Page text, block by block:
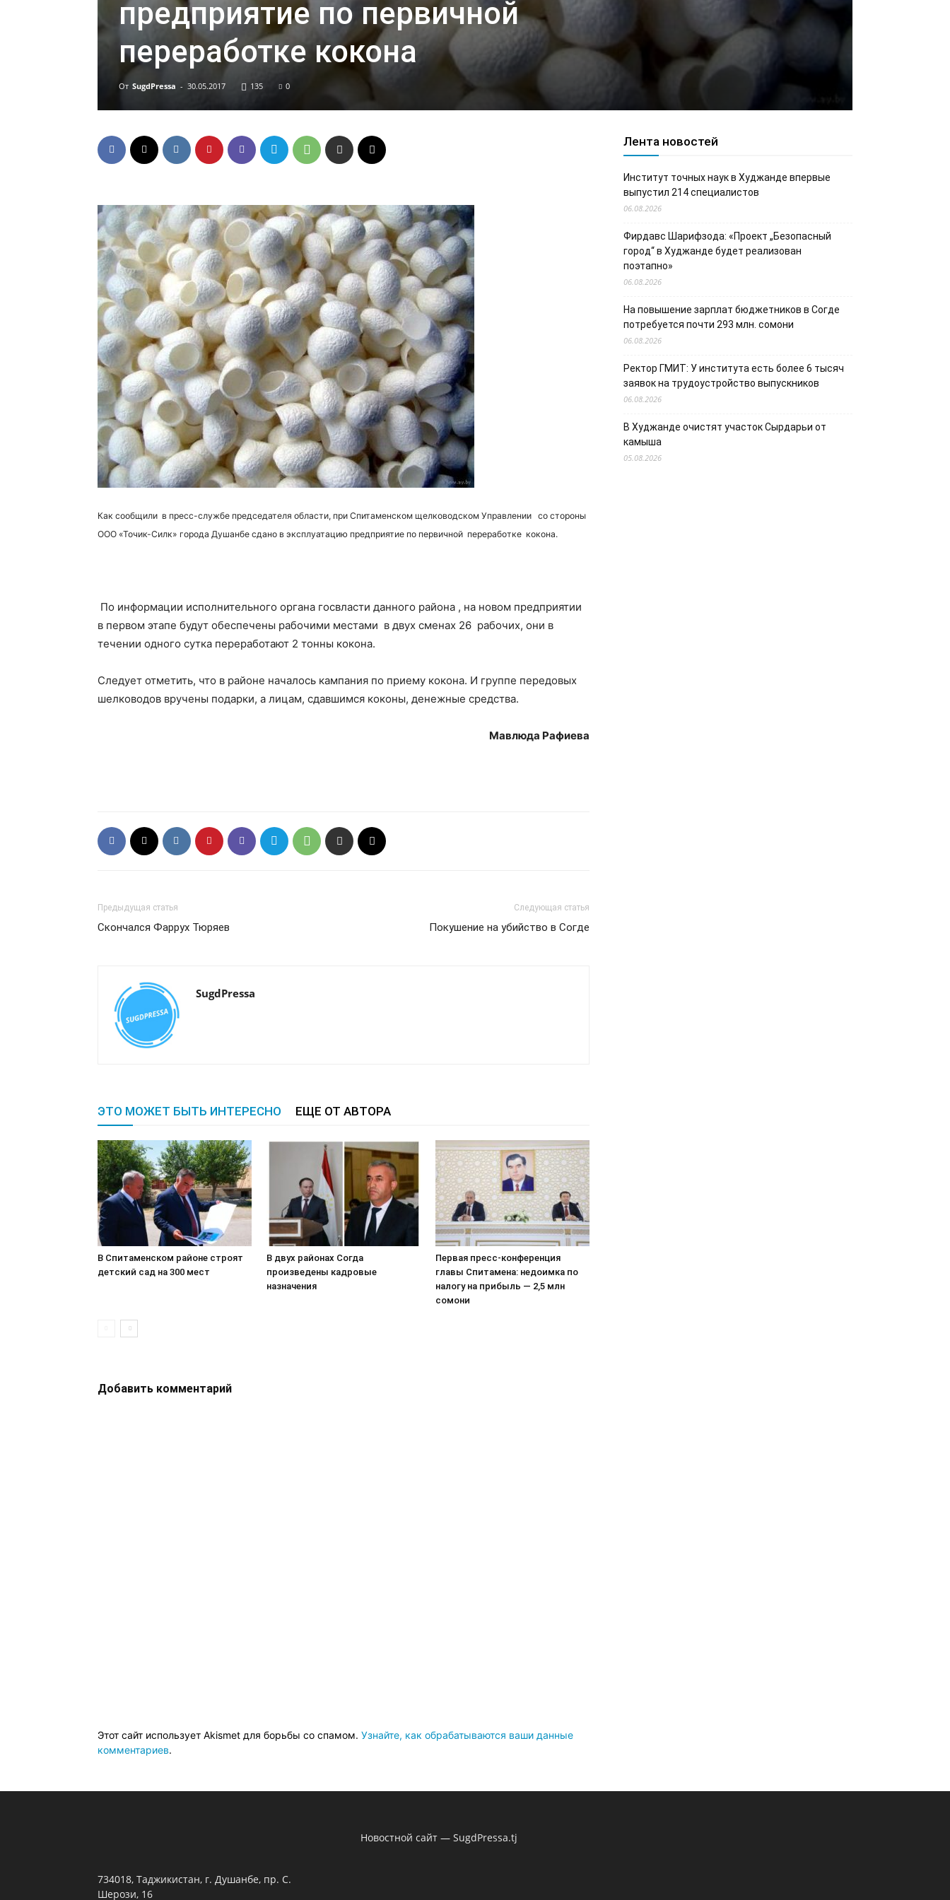
предприятие по первичной
переработке кокона
От SugdPressa - 30.05.2017 135 0
Как сообщили в пресс-службе председателя области, при Спитаменском щелководском Управлении со стороны
ООО «Точик-Силк» города Душанбе сдано в эксплуатацию предприятие по первичной переработке кокона.
По информации исполнительного органа госвласти данного района , на новом предприятии
в первом этапе будут обеспечены рабочими местами в двух сменах 26 рабочих, они в
течении одного сутка переработают 2 тонны кокона.
Следует отметить, что в районе началось кампания по приему кокона. И группе передовых
шелководов вручены подарки, а лицам, сдавшимся коконы, денежные средства.
Мавлюда Рафиева
Предыдущая статья
Скончался Фаррух Тюряев
Следующая статья
Покушение на убийство в Согде
SugdPressa
ЭТО МОЖЕТ БЫТЬ ИНТЕРЕСНО ЕЩЕ ОТ АВТОРА
В Спитаменском районе строят
детский сад на 300 мест
В двух районах Согда
произведены кадровые
назначения
Первая пресс-конференция
главы Спитамена: недоимка по
налогу на прибыль — 2,5 млн
сомони
Добавить комментарий
Этот сайт использует Akismet для борьбы со спамом. Узнайте, как обрабатываются ваши данные
комментариев.
Лента новостей
Институт точных наук в Худжанде впервые
выпустил 214 специалистов
06.08.2026
Фирдавс Шарифзода: «Проект „Безопасный
город“ в Худжанде будет реализован
поэтапно»
06.08.2026
На повышение зарплат бюджетников в Согде
потребуется почти 293 млн. сомони
06.08.2026
Ректор ГМИТ: У института есть более 6 тысяч
заявок на трудоустройство выпускников
06.08.2026
В Худжанде очистят участок Сырдарьи от
камыша
05.08.2026
734018, Таджикистан, г. Душанбе, пр. С.
Шерози, 16
Новостной сайт — SugdPressa.tj